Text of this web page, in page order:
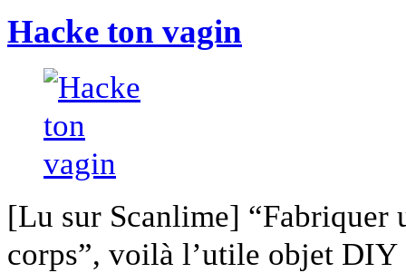
Hacke ton vagin
[Lu sur Scanlime] “Fabriquer
corps”, voilà l’utile objet